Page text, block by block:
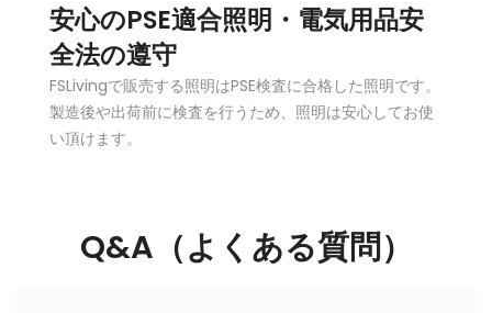
安心のPSE適合照明・電気用品安
全法の遵守
FSLivingで販売する照明はPSE検査に合格した照明です。
製造後や出荷前に検査を行うため、照明は安心してお使
い頂けます。
Q&A（よくある質問）